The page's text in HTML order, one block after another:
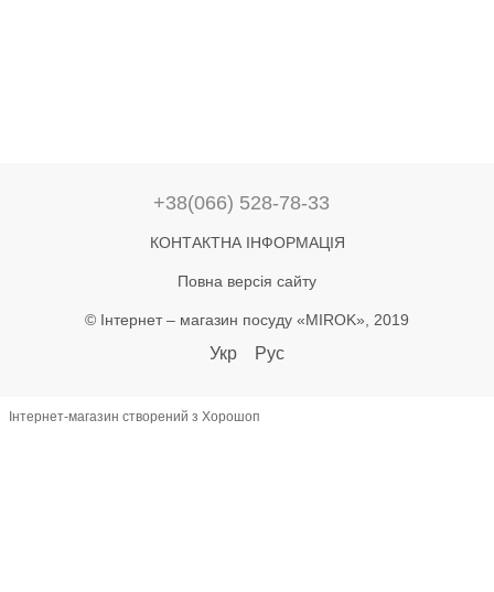
+38(066) 528-78-33
КОНТАКТНА ІНФОРМАЦІЯ
Повна версія сайту
© Інтернет – магазин посуду «MIROK», 2019
Укр Рус
Інтернет-магазин створений з Хорошоп